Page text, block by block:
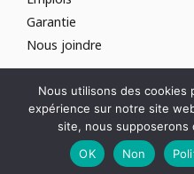
Garantie
Nous joindre
SITES WEB :PAR DESIGN, AGENCE WEB
RÉVOQUER LE CONSENTEMENT
POLITIQUE DE CONFIDENTIALITÉ
Nous utilisons des cookies
expérience sur notre site
site, nous supposerons
OK
Non